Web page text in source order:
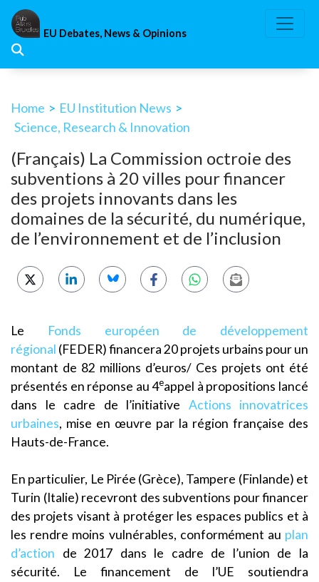
Skip
content
EU Debates, News & Opinions
Home > EU Institution News >
Science, Research & Innovation
(Français) La Commission octroie des
subventions à 20 villes pour financer
des projets innovants dans les
domaines de la sécurité, du numérique,
de l’environnement et de l’inclusion
Le
Fonds européen de développement
régional (FEDER) financera 20 projets urbains pour un
montant de 82 millions d’euros/ Ces projets ont été
présentés en réponse au 4eappel à propositions lancé
dans le cadre de l’initiative Actions innovatrices
urbaines, mise en œuvre par la région française des
Hauts-de-France.
En particulier, Le Pirée (Grèce), Tampere (Finlande) et
Turin (Italie) recevront des subventions pour financer
des projets visant à protéger les espaces publics et à
les rendre moins vulnérables, conformément au plan
d’action de 2017 dans le cadre de l’union de la
sécurité. Le financement de l’UE soutiendra